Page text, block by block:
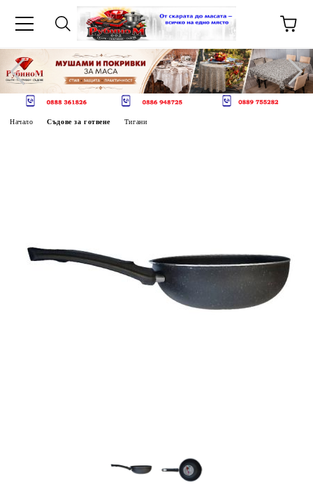
Начало Съдове за готвене Тигани